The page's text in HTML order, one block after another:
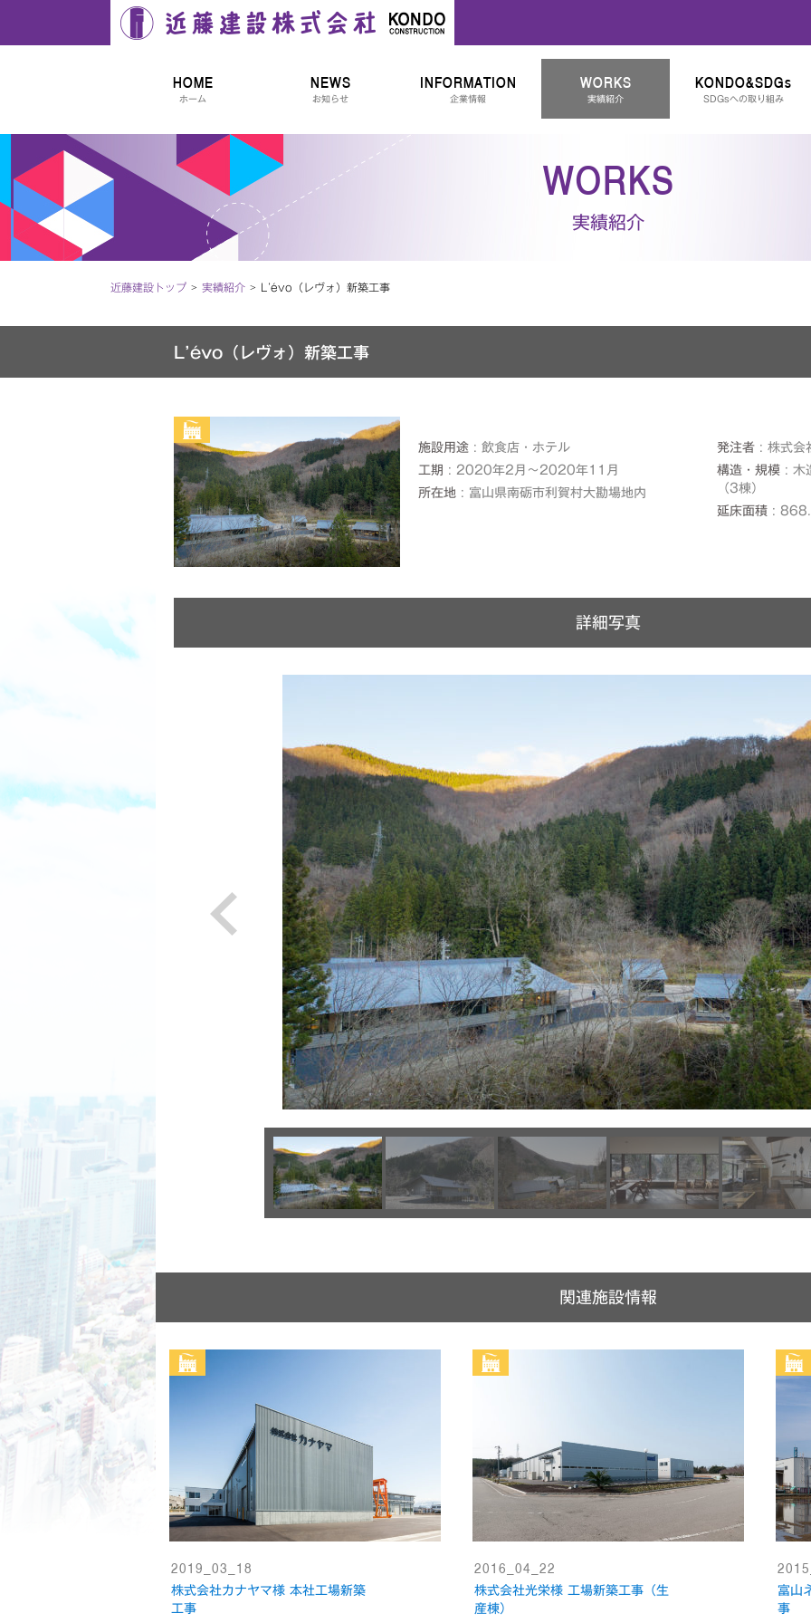
HOME
ホーム
NEWS
お知らせ
INFORMATION
企業情報
WORKS
実績紹介
KONDO&SDGs
SDGsへの取り組み
WORKS
実績紹介
近藤建設トップ 実績紹介 L’évo（レヴォ）新築工事
L’évo（レヴォ）新築工事
施設用途
飲食店・ホテル
工期
2020年2月～2020年11月
所在地
富山県南砺市利賀村大勘場地内
発注者
株式会
構造・規模
木
（3棟）
延床面積
詳細写真
関連施設情報
2019_03_18
株式会社カナヤマ様 本社工場新築
工事
2016_04_22
株式会社光栄様 工場新築工事（生
産棟）
富山
事